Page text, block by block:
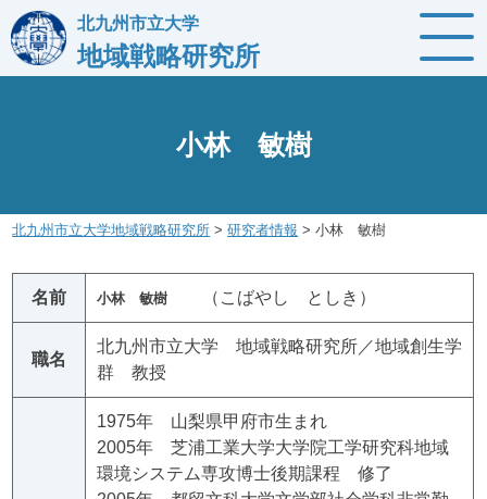
Skip
to
content
北九州市立大学
地域戦略研究所
小林 敏樹
北九州市立大学地域戦略研究所 >研究者情報 >小林 敏樹
名前 小林 敏樹 （こばやし としき）
職名
北九州市立大学 地域戦略研究所／地域創生学
群 教授
1975年 山梨県甲府市生まれ
2005年 芝浦工業大学大学院工学研究科地域
環境システム専攻博士後期課程 修了